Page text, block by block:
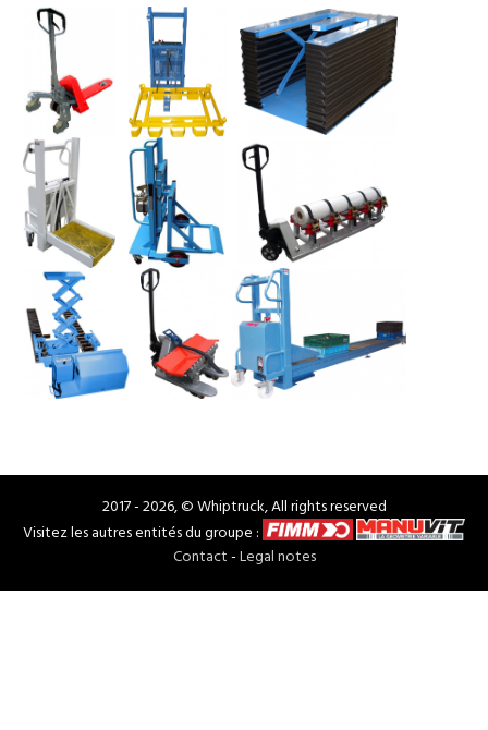
2017 - 2026, © Whiptruck, All rights reserved
Visitez les autres entités du groupe :
Contact-Legal notes